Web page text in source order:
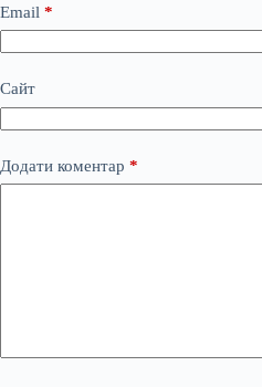
Email *
Сайт
Додати коментар *